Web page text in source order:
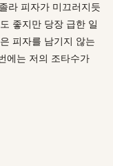
라 피자가 미끄러지듯
좋지만 당장 급한 일
피자를 남기지 않는
에는 저의 조타수가